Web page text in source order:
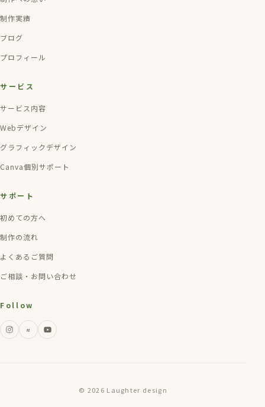
制作実績
ブログ
プロフィール
サービス
サービス内容
Webデザイン
グラフィックデザイン
Canva個別サポート
サポート
初めての方へ
制作の流れ
よくあるご質問
ご相談・お問い合わせ
Follow
n
© 2026 Laughter design